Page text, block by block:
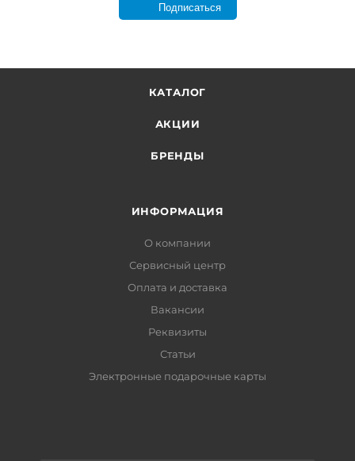
Подписаться
КАТАЛОГ
АКЦИИ
БРЕНДЫ
ИНФОРМАЦИЯ
О компании
Сервисный центр
Оплата и доставка
Вакансии
Реквизиты
Статьи
Электронные подарочные карты